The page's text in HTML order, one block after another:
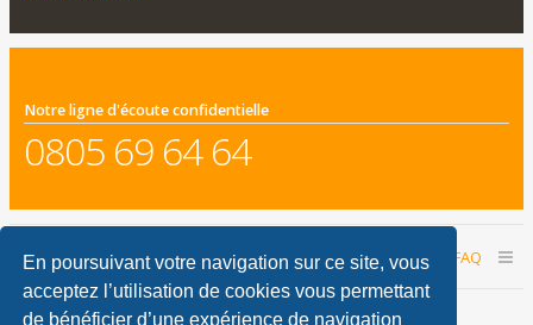
En poursuivant votre navigation sur ce site, vous
acceptez l’utilisation de cookies vous permettant
de bénéficier d’une expérience de navigation
Notre ligne d'écoute confidentielle
0805 69 64 64
Accueil du forum FAQ
Nous contacter
Nous sommes le 07 août 2026 01:17